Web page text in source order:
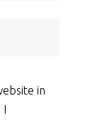
in
I